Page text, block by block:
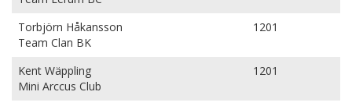
Torbjörn Håkansson
Team Clan BK
1201
Kent Wäppling
Mini Arccus Club
1201